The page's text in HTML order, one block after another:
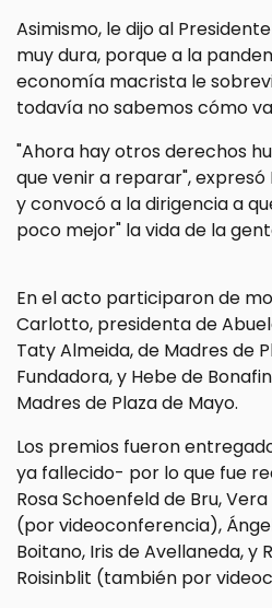
Asimismo, le dijo al
muy dura, porque a la
economía macrista le
todavía no sabemos cómo
"Ahora hay otros derechos
que venir a reparar",
y convocó a la dirigencia a
poco mejor" la vida de la
En el acto participaron de
Carlotto, presidenta de
Taty Almeida, de Madres de
Fundadora, y Hebe de
Madres de Plaza de Mayo.
Los premios fueron
ya fallecido- por lo que fue
Rosa Schoenfeld de Bru,
(por videoconferencia),
Boitano, Iris de Avellaneda, y
Roisinblit (también por